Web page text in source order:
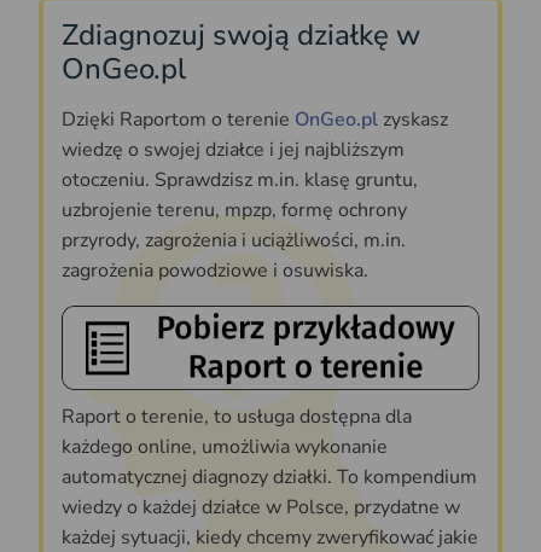
Zdiagnozuj swoją działkę w
OnGeo.pl
Dzięki Raportom o terenie OnGeo.pl zyskasz
wiedzę o swojej działce i jej najbliższym
otoczeniu. Sprawdzisz m.in. klasę gruntu,
uzbrojenie terenu, mpzp, formę ochrony
przyrody, zagrożenia i uciążliwości, m.in.
zagrożenia powodziowe i osuwiska.
Raport o terenie, to usługa dostępna dla
każdego online, umożliwia wykonanie
automatycznej diagnozy działki. To kompendium
wiedzy o każdej działce w Polsce, przydatne w
każdej sytuacji, kiedy chcemy zweryfikować jakie